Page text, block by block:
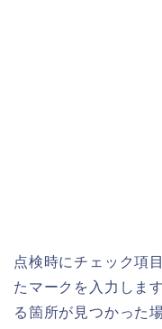
点検時にチェック項
たマークを入力しま
る箇所が見つかった